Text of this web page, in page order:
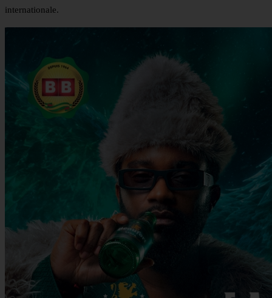
internationale.